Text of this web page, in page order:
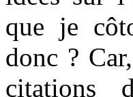
que je
donc ?
citations